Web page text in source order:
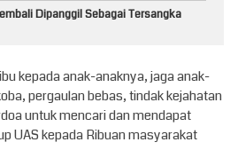
Dipanggil Sebagai Tersangka
kepada anak-anaknya, jaga anak-
pergaulan bebas, tindak kejahatan
untuk mencari dan mendapat
UAS kepada Ribuan masyarakat